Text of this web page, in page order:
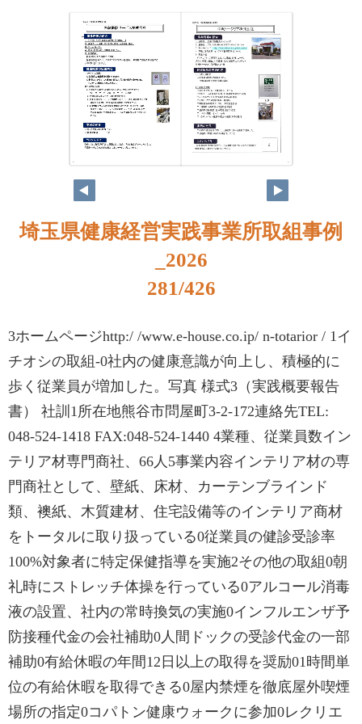
265
264
埼玉県健康経営実践事業所取組事例
_2026
281/426
3ホームページhttp:/ /www.e-house.co.ip/ n-totarior / 1イ
チオシの取組-0社内の健康意識が向上し、積極的に
歩く従業員が増加した。写真 様式3（実践概要報告
書） 社訓1所在地熊谷市問屋町3-2-172連絡先TEL:
048-524-1418 FAX:048-524-1440 4業種、従業員数イン
テリア材専門商社、66人5事業内容インテリア材の専
門商社として、壁紙、床材、カーテンブラインド
類、襖紙、木質建材、住宅設備等のインテリア商材
をトータルに取り扱っている0従業員の健診受診率
100%対象者に特定保健指導を実施2その他の取組0朝
礼時にストレッチ体操を行っている0アルコール消毒
液の設置、社内の常時換気の実施0インフルエンザ予
防接種代金の会社補助0人間ドックの受診代金の一部
補助0有給休暇の年間12日以上の取得を奨励01時間単
位の有給休暇を取得できる0屋内禁煙を徹底屋外喫煙
場所の指定0コパトン健康ウォークに参加0レクリエ